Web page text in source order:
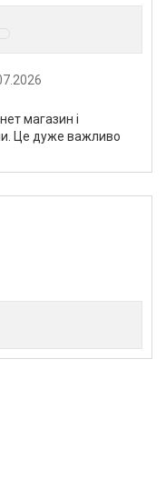
магазин і
Це дуже важливо
Prom.ua